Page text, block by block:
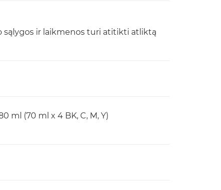
ir laikmenos turi atitikti atliktą
ml (70 ml x 4 BK, C, M, Y)